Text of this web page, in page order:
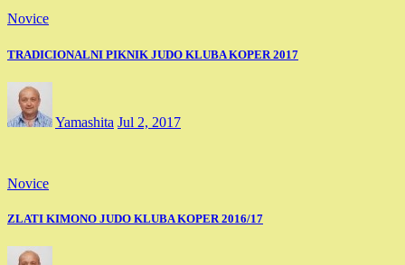
Novice
TRADICIONALNI PIKNIK JUDO KLUBA KOPER 2017
Yamashita Jul 2, 2017
Novice
ZLATI KIMONO JUDO KLUBA KOPER 2016/17